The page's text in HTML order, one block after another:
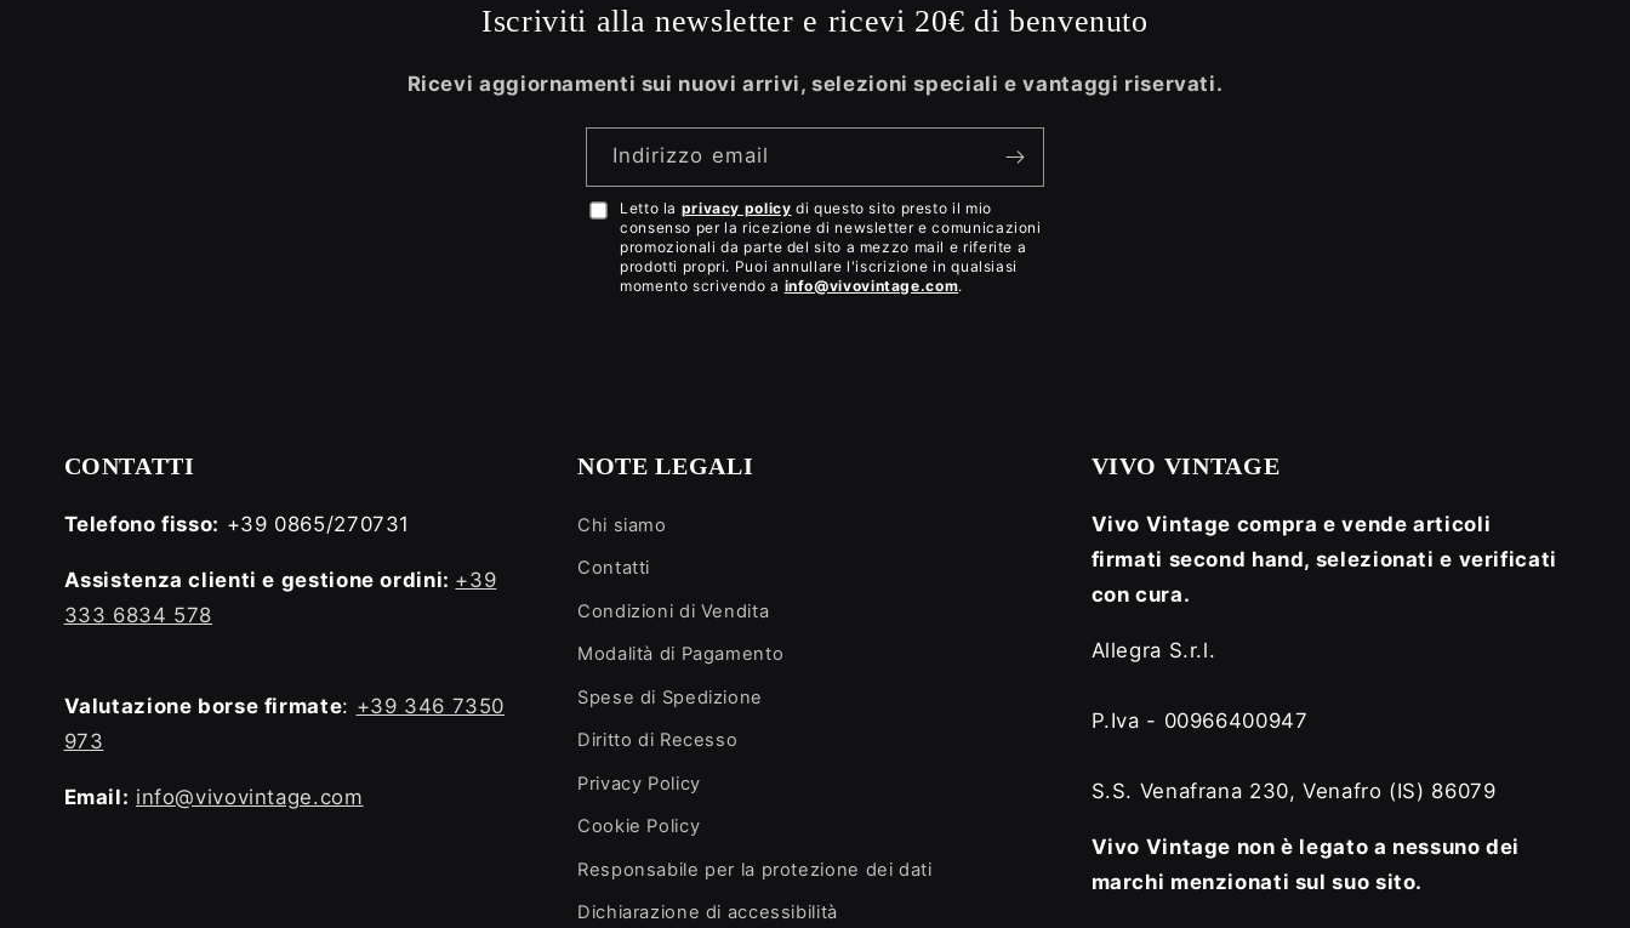
Iscriviti alla newsletter e ricevi 20€ di benvenuto
Ricevi aggiornamenti sui nuovi arrivi, selezioni speciali e vantaggi riservati.
Indirizzo email
Accetto
privacy
Letto la privacy policy di questo sito presto il mio
consenso per la ricezione di newsletter e comunicazioni
promozionali da parte del sito a mezzo mail e riferite a
prodotti propri. Puoi annullare l'iscrizione in qualsiasi
momento scrivendo a info@vivovintage.com.
CONTATTI
Telefono fisso: +39 0865/270731
Assistenza clienti e gestione ordini: +39
333 6834 578
Valutazione borse firmate: +39 346 7350
973
Email: info@vivovintage.com
NOTE LEGALI
Chi siamo
Contatti
Condizioni di Vendita
Modalità di Pagamento
Spese di Spedizione
Diritto di Recesso
Privacy Policy
Cookie Policy
Responsabile per la protezione dei dati
Dichiarazione di accessibilità
VIVO VINTAGE
Vivo Vintage compra e vende articoli
firmati second hand, selezionati e verificati
con cura.
Allegra S.r.l.
P.Iva - 00966400947
S.S. Venafrana 230, Venafro (IS) 86079
Vivo Vintage non è legato a nessuno dei
marchi menzionati sul suo sito.